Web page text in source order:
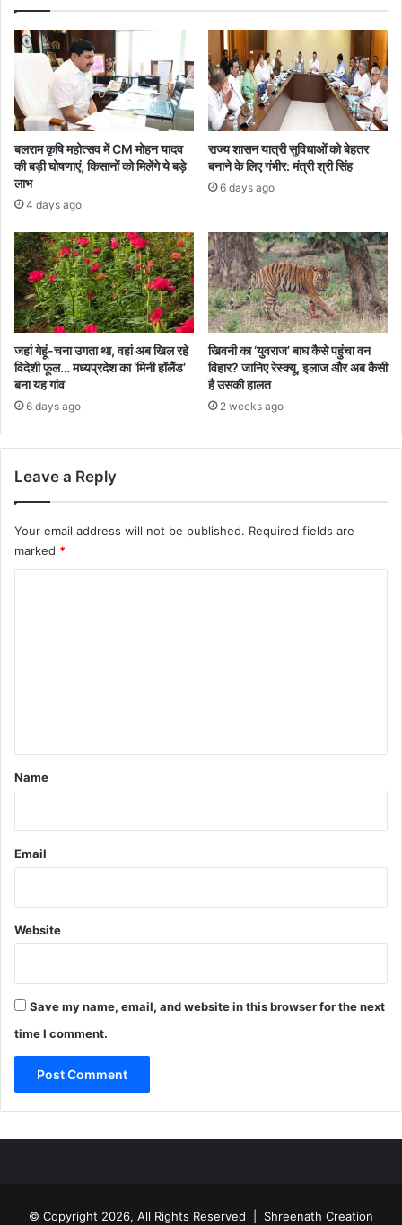
बलराम कृषि महोत्सव में CM मोहन यादव
की बड़ी घोषणाएं, किसानों को मिलेंगे ये बड़े
लाभ
4 days ago
राज्य शासन यात्री सुविधाओं को बेहतर
बनाने के लिए गंभीर: मंत्री श्री सिंह
6 days ago
जहां गेहूं-चना उगता था, वहां अब खिल रहे
विदेशी फूल… मध्यप्रदेश का ‘मिनी हॉलैंड’
बना यह गांव
6 days ago
खिवनी का ‘युवराज’ बाघ कैसे पहुंचा वन
विहार? जानिए रेस्क्यू, इलाज और अब कैसी
है उसकी हालत
2 weeks ago
Leave a Reply
Your email address will not be published. Required fields are
marked *
*
Name
Email
Website
Save my name, email, and website in this browser for the next
time I comment.
© Copyright 2026, All Rights Reserved | Shreenath Creation